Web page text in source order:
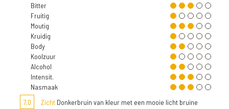
Bitter
Fruitig
Moutig
Kruidig
Body
Koolzuur
Alcohol
Intensit.
Nasmaak
7,0
Zicht Donkerbruin van kleur met een mooie licht bruine